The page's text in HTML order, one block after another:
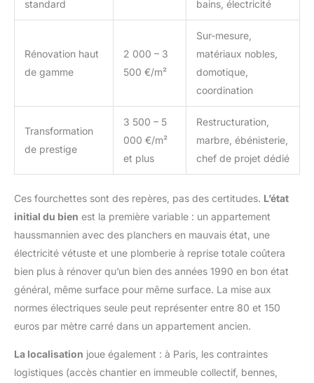
standard
bains, électricité
Rénovation haut
de gamme
2 000 – 3
500 €/m²
Sur-mesure,
matériaux nobles,
domotique,
coordination
Transformation
de prestige
3 500 – 5
000 €/m²
et plus
Restructuration,
marbre, ébénisterie,
chef de projet dédié
Ces fourchettes sont des repères, pas des certitudes. L’état
initial du bien est la première variable : un appartement
haussmannien avec des planchers en mauvais état, une
électricité vétuste et une plomberie à reprise totale coûtera
bien plus à rénover qu’un bien des années 1990 en bon état
général, même surface pour même surface. La mise aux
normes électriques seule peut représenter entre 80 et 150
euros par mètre carré dans un appartement ancien.
La localisation joue également : à Paris, les contraintes
logistiques (accès chantier en immeuble collectif, bennes,